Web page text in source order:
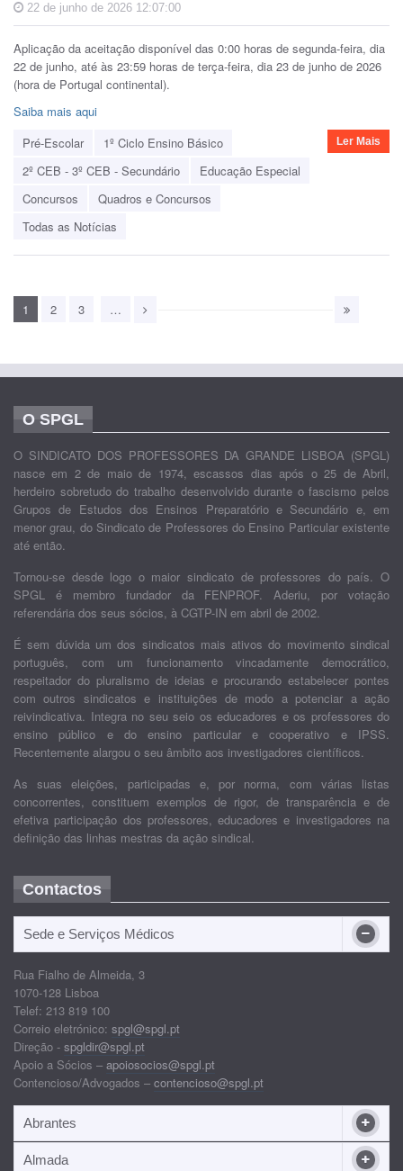
22 de junho de 2026 12:07:00
Aplicação da aceitação disponível das 0:00 horas de segunda-feira, dia
22 de junho, até às 23:59 horas de terça-feira, dia 23 de junho de 2026
(hora de Portugal continental).
Saiba mais aqui
Pré-Escolar
1º Ciclo Ensino Básico
2º CEB - 3º CEB - Secundário
Educação Especial
Concursos
Quadros e Concursos
Todas as Notícias
Ler Mais
1 2 3 …
O SPGL
O SINDICATO DOS PROFESSORES DA GRANDE LISBOA (SPGL)
nasce em 2 de maio de 1974, escassos dias após o 25 de Abril,
herdeiro sobretudo do trabalho desenvolvido durante o fascismo pelos
Grupos de Estudos dos Ensinos Preparatório e Secundário e, em
menor grau, do Sindicato de Professores do Ensino Particular existente
até então.
Tornou-se desde logo o maior sindicato de professores do país. O
SPGL é membro fundador da FENPROF. Aderiu, por votação
referendária dos seus sócios, à CGTP-IN em abril de 2002.
É sem dúvida um dos sindicatos mais ativos do movimento sindical
português, com um funcionamento vincadamente democrático,
respeitador do pluralismo de ideias e procurando estabelecer pontes
com outros sindicatos e instituições de modo a potenciar a ação
reivindicativa. Integra no seu seio os educadores e os professores do
ensino público e do ensino particular e cooperativo e IPSS.
Recentemente alargou o seu âmbito aos investigadores científicos.
As suas eleições, participadas e, por norma, com várias listas
concorrentes, constituem exemplos de rigor, de transparência e de
efetiva participação dos professores, educadores e investigadores na
definição das linhas mestras da ação sindical.
Contactos
Sede e Serviços Médicos
Rua Fialho de Almeida, 3
1070-128 Lisboa
Telef: 213 819 100
Correio eletrónico: spgl@spgl.pt
Direção - spgldir@spgl.pt
Apoio a Sócios – apoiosocios@spgl.pt
Contencioso/Advogados – contencioso@spgl.pt
Abrantes
Almada